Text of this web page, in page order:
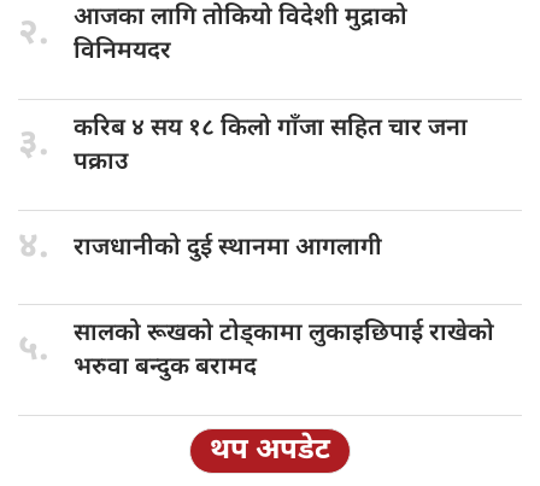
२. आजका लागितोकियो विदेशी मुद्राको
विनिमयदर
३. करिब ४ सय १८ किलो गाँजा सहित चार जना
पक्राउ
४. राजधानीको दुईस्थानमा आगलागी
५. सालको रूखकोटोड्कामा लुकाइछिपाई राखेको
भरुवा बन्दुक बरामद
थप अपडेट